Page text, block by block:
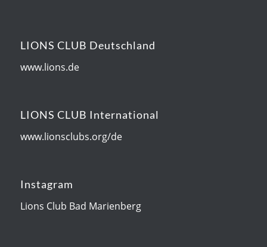
LIONS CLUB Deutschland
www.lions.de
LIONS CLUB International
www.lionsclubs.org/de
Instagram
Lions Club Bad Marienberg